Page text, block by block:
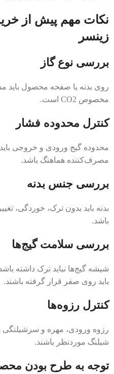
زینسر
بررسی نوع گاز
روی بدنه یا صفحه محصول
مخصوص CO2 است.
کنترل محدوده فشار
محدوده گیج ورودی و خروجی
مصرف‌کننده هماهنگ باشد.
بررسی جنس بدنه
بدنه باید بدون ترک، خوردگی،
باشد.
بررسی سلامت گیج‌ها
شیشه گیج‌ها نباید ترک داشته
باید روی صفر قرار گرفته باشند.
کنترل رزوه‌ها
رزوه ورودی، مهره و سرشیلنگی
شیلنگ موردنظر باشند.
توجه به طرح بودن